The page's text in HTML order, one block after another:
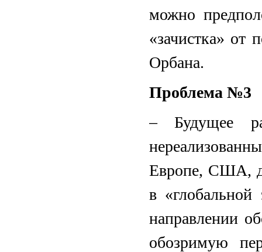
можно
«зачистка»
Орбана.
Проблема №3
– Будущее
Европе, США,
в
направлении
обозримую